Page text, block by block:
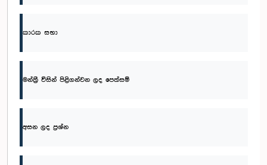
කාරක සභා
මන්ත්‍රී විසින් පිළිගන්වන ලද පෙත්සම්
අසන ලද ප්‍රශ්න